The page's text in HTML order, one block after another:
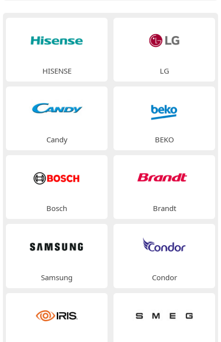
HISENSE LG
Candy BEKO
Bosch Brandt
Samsung Condor